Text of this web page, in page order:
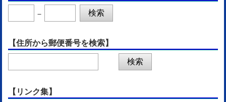
－
【住所から郵便番号を検索】
【リンク集】